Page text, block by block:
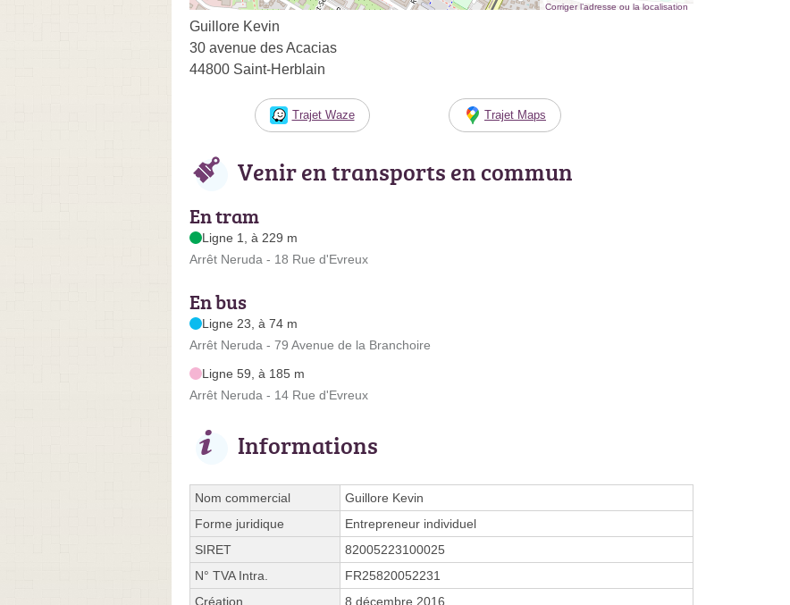
Corriger l’adresse ou la localisation
Guillore Kevin
30 avenue des Acacias
44800 Saint-Herblain
Trajet Waze Trajet Maps
Venir en transports en commun
En tram
Ligne 1, à 229 m
Arrêt Neruda - 18 Rue d'Evreux
En bus
Ligne 23, à 74 m
Arrêt Neruda - 79 Avenue de la Branchoire
Ligne 59, à 185 m
Arrêt Neruda - 14 Rue d'Evreux
Informations
Nom commercial
Guillore Kevin
Forme juridique
Entrepreneur individuel
SIRET
82005223100025
N° TVA Intra.
FR25820052231
Création
8 décembre 2016